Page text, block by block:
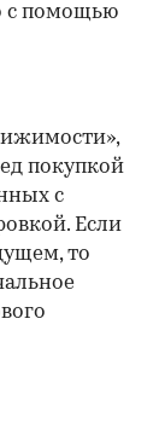
с помощью
покупкой
с
Если
то